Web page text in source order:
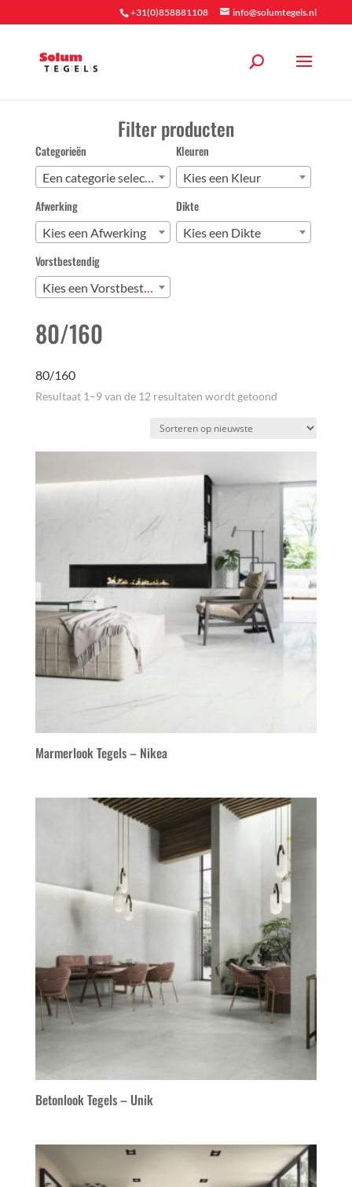
+31(0)858881108 info@solumtegels.nl
80/160
80/160
Resultaat 1–9 van de 12 resultaten wordt getoondGesorteerd
Marmerlook Tegels – Nikea
Betonlook Tegels – Unik
Filter producten
Categorieën
Een categorie selecteren
Kleuren
Kies een Kleur
Afwerking
Kies een Afwerking
Dikte
Kies een Dikte
Vorstbestendig
Kies een Vorstbestendig